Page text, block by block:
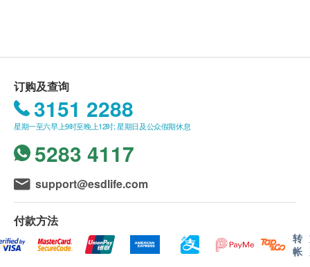
的原材料亦已通过农药残留量、重金属含量及微生物
检测。由GMP／cGMP认证厂房生产的产品品质上
盛，百分百适合毛孩食用，主人们大可放心。
本产品提炼自天然小红莓，每粒含36:1高浓度小红莓
精华，相等于18,000毫克小红莓。本配方不含糖分，
专为保护狗只的泌尿道系统健康而制。小红莓有抗炎
抗菌功效，能平衡尿道内的酸碱值，减少细菌滋生或
我们将于确定订单后3-5个工作天内安排发货。
不排除运送时间会因节日而有所影响。 当八号烈
风讯号悬挂或黑色暴雨警告生效时，送货服务时间
将会延迟。
所有订单须视乎相关货品的供应情况再作最后确
单上的货品，健康网购health.ESDlife有权拒绝接
受该订单，并且会于送货前透过电话或电邮通知顾
客再作安排。
订购及查询
3151 2288
星期一至六早上9时至晚上12时; 星期日及公众假期休息
5283 4117
support@esdlife.com
付款方法
转
帐